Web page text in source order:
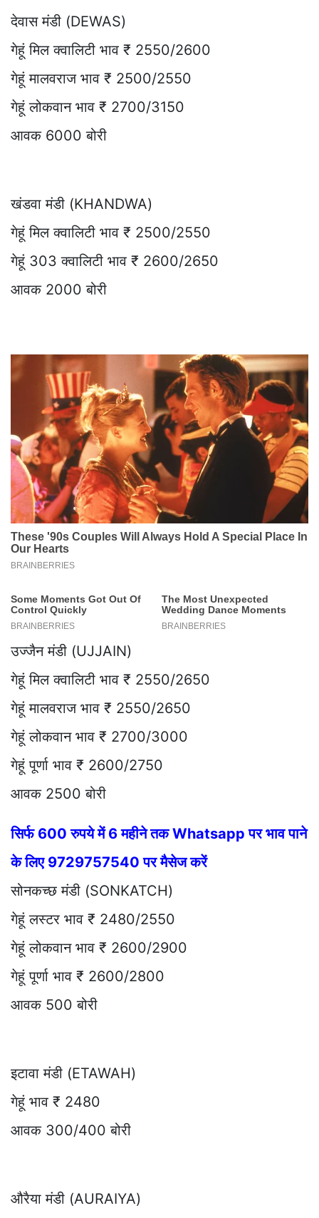
देवास मंडी (DEWAS)
गेहूं मिल क्वालिटी भाव ₹ 2550/2600
गेहूं मालवराज भाव ₹ 2500/2550
गेहूं लोकवान भाव ₹ 2700/3150
आवक 6000 बोरी
खंडवा मंडी (KHANDWA)
गेहूं मिल क्वालिटी भाव ₹ 2500/2550
गेहूं 303 क्वालिटी भाव ₹ 2600/2650
आवक 2000 बोरी
उज्जैन मंडी (UJJAIN)
गेहूं मिल क्वालिटी भाव ₹ 2550/2650
गेहूं मालवराज भाव ₹ 2550/2650
गेहूं लोकवान भाव ₹ 2700/3000
गेहूं पूर्णा भाव ₹ 2600/2750
आवक 2500 बोरी
सिर्फ 600 रुपये में 6 महीने तक Whatsapp पर भाव पाने
के लिए 9729757540 पर मैसेज करें
सोनकच्छ मंडी (SONKATCH)
गेहूं लस्टर भाव ₹ 2480/2550
गेहूं लोकवान भाव ₹ 2600/2900
गेहूं पूर्णा भाव ₹ 2600/2800
आवक 500 बोरी
इटावा मंडी (ETAWAH)
गेहूं भाव ₹ 2480
आवक 300/400 बोरी
औरैया मंडी (AURAIYA)